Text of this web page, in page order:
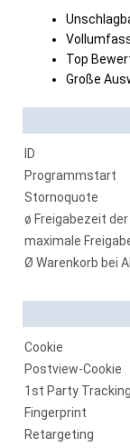
Top
Große
ID
Programmstart
Stornoquote
ø Freigabezeit
maximale
Ø Warenkorb bei
Cookie
Postview-Cookie
1st Party Tracking
Fingerprint
Retargeting